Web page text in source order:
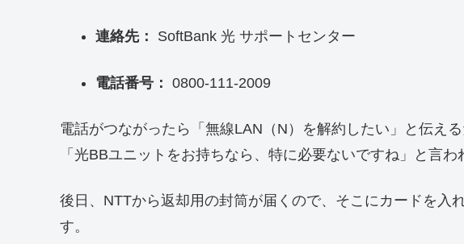
連絡先： SoftBank 光 サポートセンター
電話番号： 0800-111-2009
電話がつながったら「無線LAN（N）を解約したい」と伝え
「光BBユニットをお持ちなら、特に必要ないですね」と言わ
後日、NTTから返却用の封筒が届くので、そこにカードを入
す。